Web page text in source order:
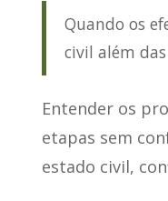
Quando os
civil além
Entender os
etapas sem
estado civil,